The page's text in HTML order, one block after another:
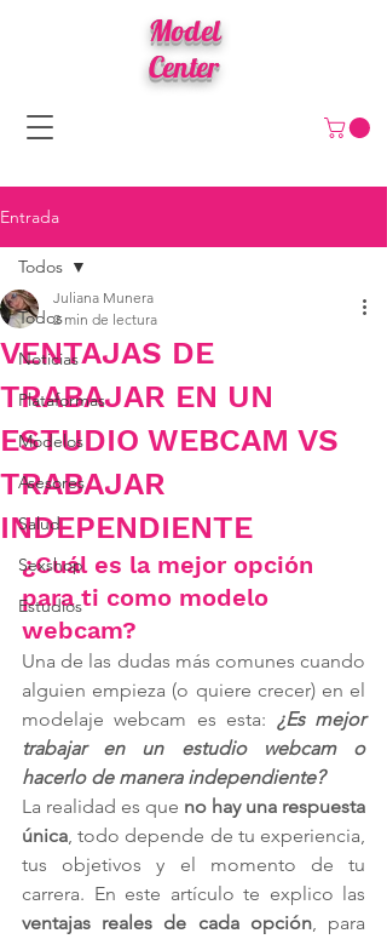
Model
Center
Entrada
Todos
Noticias
Plataformas
Modelos
Asesores
Salud
Sexshop
Estudios
Todos
VENTAJAS DE
TRABAJAR EN UN
ESTUDIO WEBCAM VS
TRABAJAR
INDEPENDIENTE
Juliana Munera
2 min de lectura
¿Cuál es la mejor opción
para ti como modelo
webcam?
Una de las dudas más comunes cuando
alguien empieza (o quiere crecer) en el
modelaje webcam es esta: ¿Es mejor
trabajar en un estudio webcam o
hacerlo de manera independiente?
La realidad es que no hay una respuesta
única, todo depende de tu experiencia,
tus objetivos y el momento de tu
ventajas reales de cada opción, para